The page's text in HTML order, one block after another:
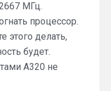
МГц.
процессор.
этого делать,
будет.
A320 не